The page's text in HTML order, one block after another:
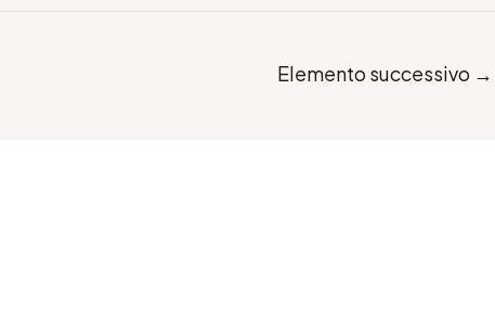
Elemento successivo →